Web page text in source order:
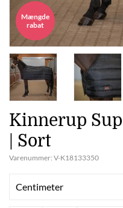
Mængde
rabat
Kinnerup
| Sort
Varenummer: V-K18133350
Centimeter